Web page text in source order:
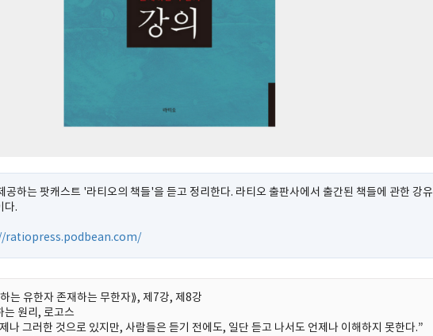
공하는 팟캐스트 '라티오의 책들'을 듣고 정리한다. 라티오 출판사에서 출간된 책들에 관한 강유
다.
ratiopress.podbean.com/
는 유한자 존재하는 무한자⟫, 제7강, 제8강
는 원리, 로고스
나 그러한 것으로 있지만, 사람들은 듣기 전에도, 일단 듣고 나서도 언제나 이해하지 못한다.”